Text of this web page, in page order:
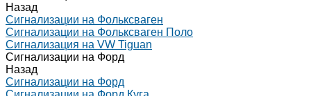
Назад
Сигнализации на Фольксваген
Сигнализации на Фольксваген Поло
Сигнализация на VW Tiguan
Сигнализации на Форд
Назад
Сигнализации на Форд